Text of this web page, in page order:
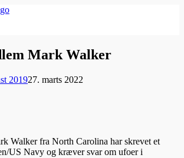
Mark Walker
201927. marts 2022
Walker fra North Carolina har skrevet et
US Navy og kræver svar om ufoer i